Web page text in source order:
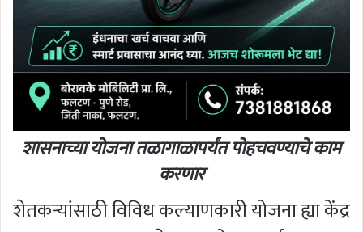
शासनाच्या योजना तळागाळापर्यंत पोहचवण्याचे काम
करणार
शेतकऱ्यांसाठी विविध कल्याणकारी योजना ह्या केंद्र